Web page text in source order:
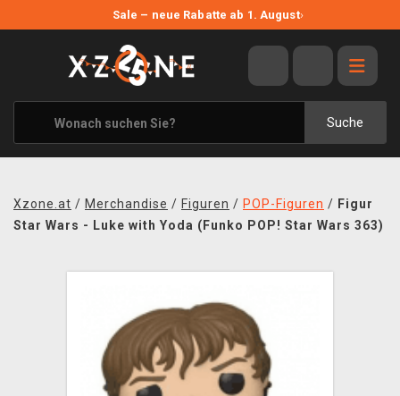
Sale – neue Rabatte ab 1. August›
Suche
ANGEBOTE
ALLE MARKEN
XZONE ORIGINALS
KLEIDUNG & ACCESSOIRES
BÜCHER & COMICS
Xzone.at / Merchandise / Figuren / POP-Figuren / Figur
Star Wars - Luke with Yoda (Funko POP! Star Wars 363)